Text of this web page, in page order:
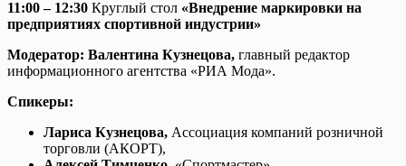
11:00 – 12:30 Круглый стол «Внедрение маркировки на
предприятиях спортивной индустрии»
Модератор: Валентина Кузнецова, главный редактор
информационного агентства «РИА Мода».
Спикеры:
Лариса Кузнецова, Ассоциация компаний розничной
торговли (АКОРТ),